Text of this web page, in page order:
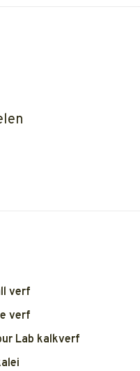
verf
verf
Lab kalkverf